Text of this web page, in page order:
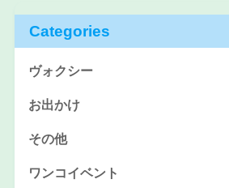
Categories
ヴォクシー
お出かけ
その他
ワンコイベント